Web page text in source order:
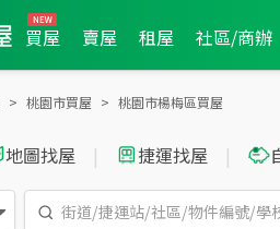
買屋 賣屋 租屋 社區/商辦
桃園市買屋 桃園市楊梅區買屋
地圖找屋 | 捷運找屋 |